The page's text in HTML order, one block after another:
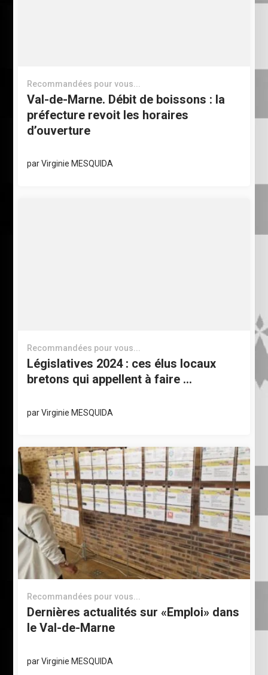
Recommandées pour vous...
Val-de-Marne. Débit de boissons : la
préfecture revoit les horaires
d’ouverture
parVirginie MESQUIDA
Recommandées pour vous...
Législatives 2024 : ces élus locaux
bretons qui appellent à faire …
parVirginie MESQUIDA
Recommandées pour vous...
Dernières actualités sur «Emploi» dans
le Val-de-Marne
parVirginie MESQUIDA